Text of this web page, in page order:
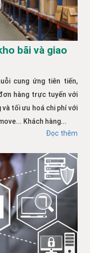
bãi và giao
cung ứng tiên tiến,
hàng trực tuyến với
và tối ưu hoá chi phí với
Khách hàng...
Đọc thêm